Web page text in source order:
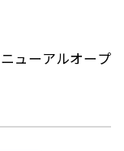
ューアルオープ